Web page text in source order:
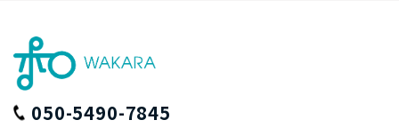
050-5490-7845